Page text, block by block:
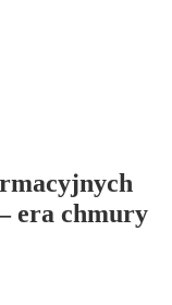
era chmury